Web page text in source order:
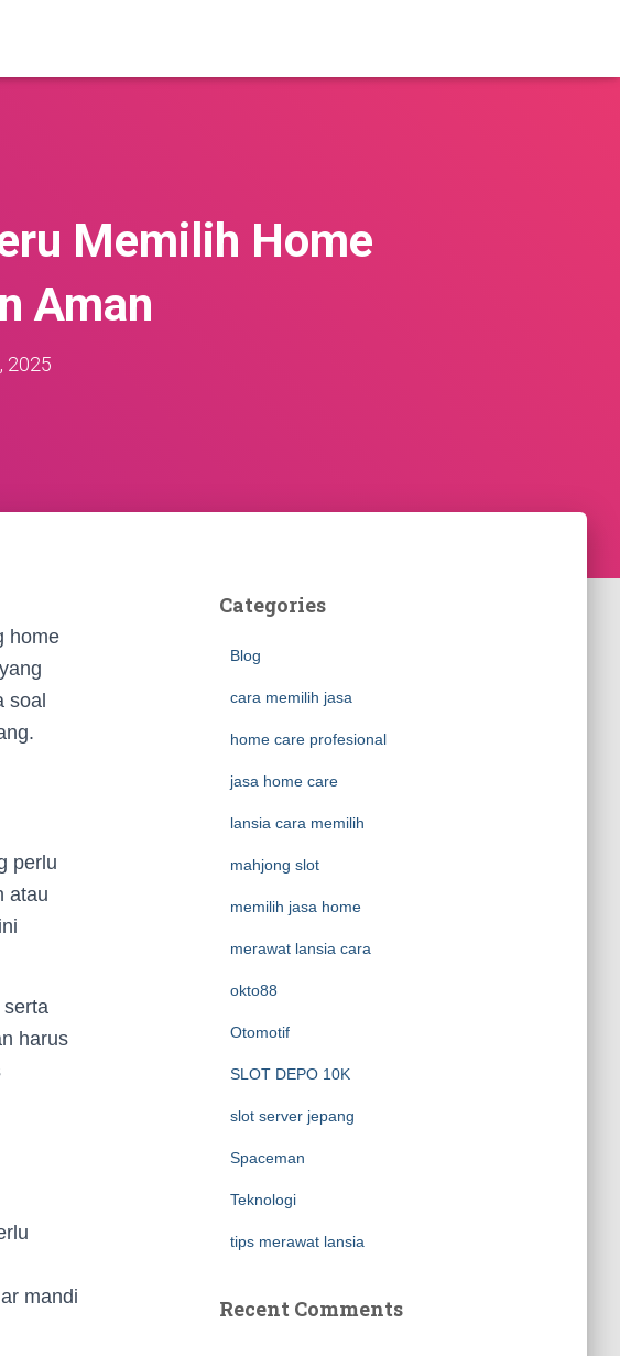
Memilih Home
Aman
2025
home
soal
perlu
atau
serta
harus
mandi
Categories
Blog
cara memilih jasa
home care profesional
jasa home care
lansia cara memilih
mahjong slot
memilih jasa home
merawat lansia cara
okto88
Otomotif
SLOT DEPO 10K
slot server jepang
Spaceman
Teknologi
tips merawat lansia
Recent Comments